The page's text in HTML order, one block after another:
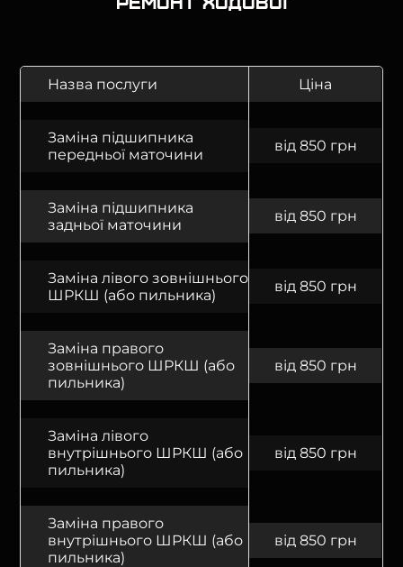
Назва послуги Ціна
Заміна підшипника
передньої маточини
від 850 грн
Заміна підшипника
задньої маточини
від 850 грн
Заміна лівого зовнішнього
ШРКШ (або пильника)
від 850 грн
Заміна правого
зовнішнього ШРКШ (або
пильника)
від 850 грн
Заміна лівого
внутрішнього ШРКШ (або
пильника)
від 850 грн
Заміна правого
внутрішнього ШРКШ (або
пильника)
від 850 грн